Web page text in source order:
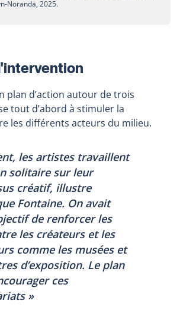
Noranda, 2025.
plan d’action autour de trois
tout d’abord à stimuler la
les différents acteurs du milieu.
les artistes travaillent
solitaire sur leur
créatif, illustre
Fontaine. On avait
de renforcer les
les créateurs et les
comme les musées et
d’exposition. Le plan
ces
»